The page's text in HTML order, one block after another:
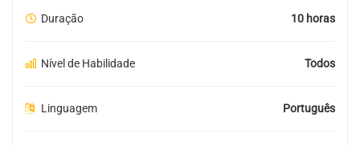
Duração 10 horas
Nível de Habilidade Todos
Linguagem Português